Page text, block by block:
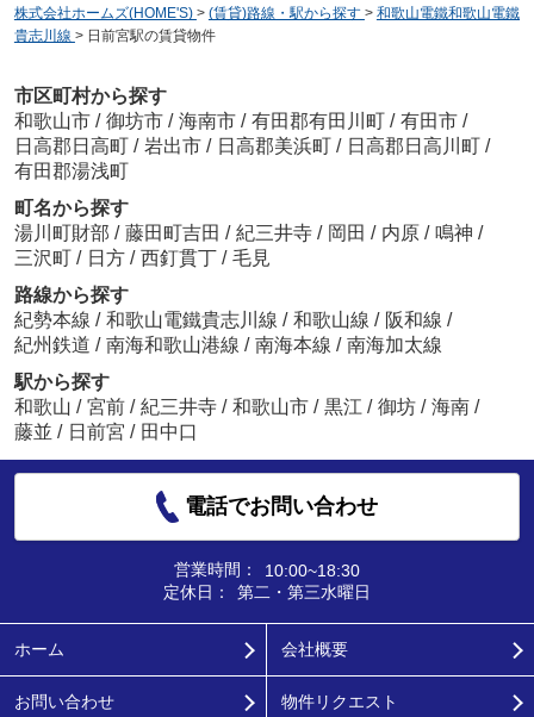
株式会社ホームズ(HOME'S) > (賃貸)路線・駅から探す > 和歌山電鐵和歌山電鐵
貴志川線 > 日前宮駅の賃貸物件
市区町村から探す
和歌山市 / 御坊市 / 海南市 / 有田郡有田川町 / 有田市 /
日高郡日高町 / 岩出市 / 日高郡美浜町 / 日高郡日高川町 /
有田郡湯浅町
町名から探す
湯川町財部 / 藤田町吉田 / 紀三井寺 / 岡田 / 内原 / 鳴神 /
三沢町 / 日方 / 西釘貫丁 / 毛見
路線から探す
紀勢本線 / 和歌山電鐵貴志川線 / 和歌山線 / 阪和線 /
紀州鉄道 / 南海和歌山港線 / 南海本線 / 南海加太線
駅から探す
和歌山 / 宮前 / 紀三井寺 / 和歌山市 / 黒江 / 御坊 / 海南 /
藤並 / 日前宮 / 田中口
電話でお問い合わせ
営業時間：
10:00~18:30
定休日：
第二・第三水曜日
ホーム 会社概要
お問い合わせ 物件リクエスト